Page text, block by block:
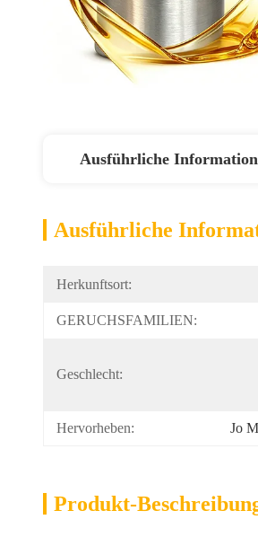
Ausführliche Information
Ausführliche
Herkunftsort:
GERUCHSFAMILIEN:
Geschlecht:
Hervorheben: Jo
Produkt-